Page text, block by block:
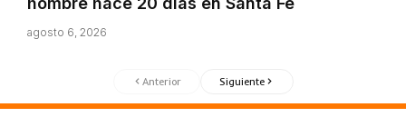
agosto 6, 2026
Anterior Siguiente